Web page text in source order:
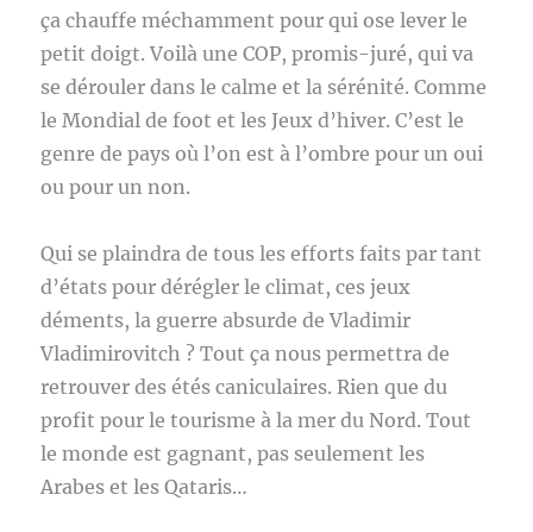
ça chauffe méchamment pour qui ose lever le
petit doigt. Voilà une COP, promis-juré, qui va
se dérouler dans le calme et la sérénité. Comme
le Mondial de foot et les Jeux d’hiver. C’est le
genre de pays où l’on est à l’ombre pour un oui
ou pour un non.
Qui se plaindra de tous les efforts faits par tant
d’états pour dérégler le climat, ces jeux
déments, la guerre absurde de Vladimir
Vladimirovitch ? Tout ça nous permettra de
retrouver des étés caniculaires. Rien que du
profit pour le tourisme à la mer du Nord. Tout
le monde est gagnant, pas seulement les
Arabes et les Qataris…